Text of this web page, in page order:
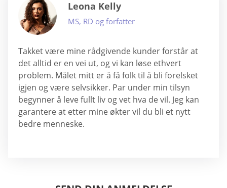
Leona Kelly
MS, RD og forfatter
Takket være mine rådgivende kunder forstår at
det alltid er en vei ut, og vi kan løse ethvert
problem. Målet mitt er å få folk til å bli forelsket
igjen og være selvsikker. Par under min tilsyn
begynner å leve fullt liv og vet hva de vil. Jeg kan
garantere at etter mine økter vil du bli et nytt
bedre menneske.